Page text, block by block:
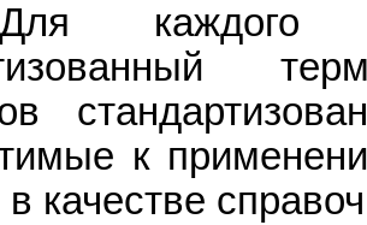
каждого
к
в качестве